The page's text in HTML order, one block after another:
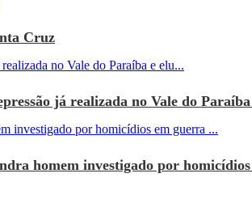
Cruz
já realizada no Vale do
homem investigado por